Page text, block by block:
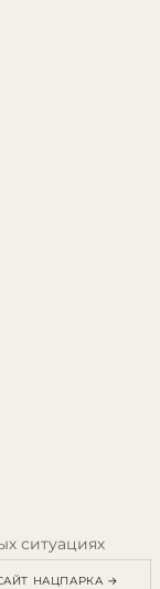
ситуациях
НАЦПАРКА →